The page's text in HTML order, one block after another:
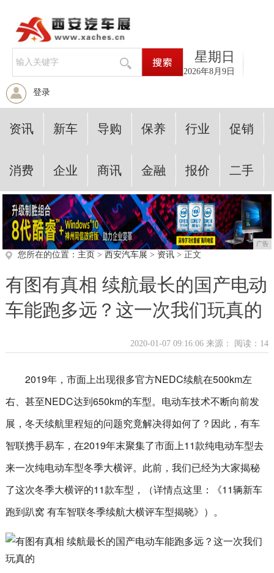
星期日
2026年8月9日
登录
资讯 新车 导购 保养 行业 促销
消费 企业 商讯 金融 报价 二手
广告
您所在的位置： 主页 > 西安汽车展 > 资讯> 正文
有图有真相 续航最长的国产电动
车能跑多远？这一次我们玩真的
2020-01-07 09:16:06 来源： 阅读：14
2019年，市面上出现很多官方NEDC续航在500km左
右、甚至NEDC达到650km的车型。电动车技术不断向前发
展，冬天续航里程短的问题究竟解决得如何了？因此，有车
智联携手易车，在2019年末聚集了市面上11款纯电动车型去
来一次纯电动车型冬季大横评。此前，我们已经为大家揭秘
了这次冬季大横评的11款车型，（详情点这里：《11辆新车
跑到趴窝 有车智联冬季续航大横评车型揭晓》）。